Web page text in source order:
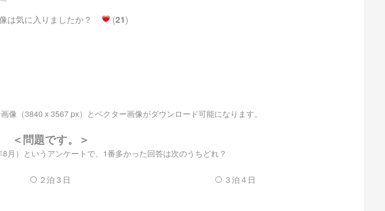
は気に入りましたか？ (21)
（3840 x 3567 px）とベクター画像がダウンロード可能になります。
＜問題です。＞
月）というアンケートで、1番多かった回答は次のうちどれ？
２泊３日 ３泊４日